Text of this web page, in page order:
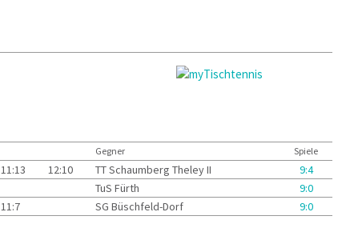
Gegner Spiele
11:13 12:10 TT Schaumberg Theley II
9:4
TuS Fürth
9:0
11:7 SG Büschfeld-Dorf
9:0